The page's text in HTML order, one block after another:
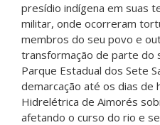
presídio indígena em suas
militar, onde ocorreram
membros do seu povo e
transformação de parte do
Parque Estadual dos Sete
demarcação até os dias de
Hidrelétrica de Aimorés
afetando o curso do rio e